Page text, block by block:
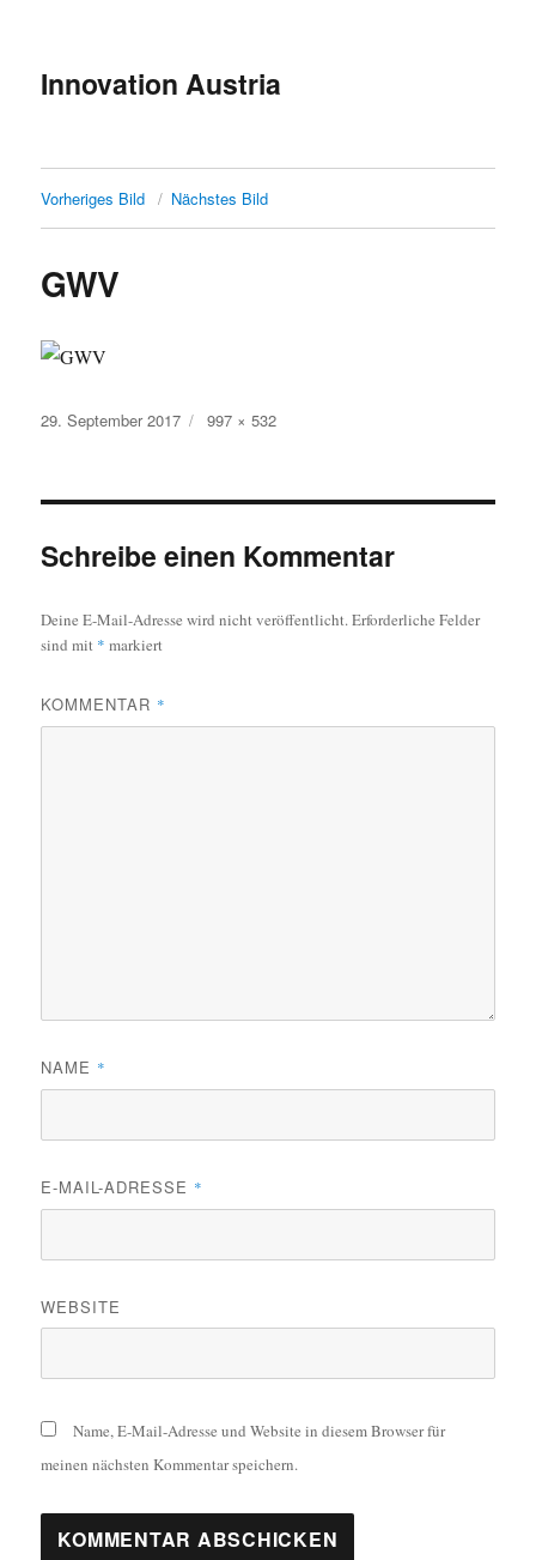
Innovation Austria
Vorheriges Bild Nächstes Bild
GWV
Veröffentlicht
29. September 2017 Originalgröße
997 × 532
Schreibe einen Kommentar
Deine E-Mail-Adresse wird nicht veröffentlicht.Erforderliche Felder
sind mit * markiert
KOMMENTAR *
NAME *
E-MAIL-ADRESSE *
WEBSITE
Name, E-Mail-Adresse und Website in diesem Browser für
meinen nächsten Kommentar speichern.